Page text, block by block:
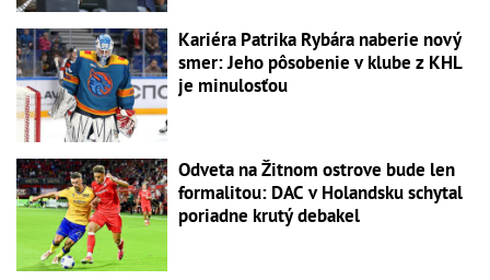
Kariéra Patrika Rybára naberie nový
smer: Jeho pôsobenie v klube z KHL
je minulosťou
Odveta na Žitnom ostrove bude len
formalitou: DAC v Holandsku schytal
poriadne krutý debakel